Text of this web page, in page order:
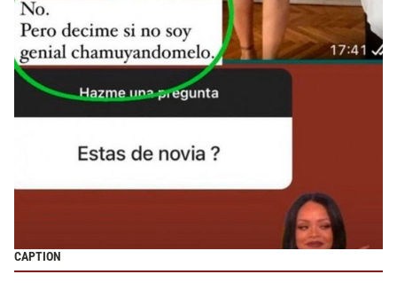
CAPTION